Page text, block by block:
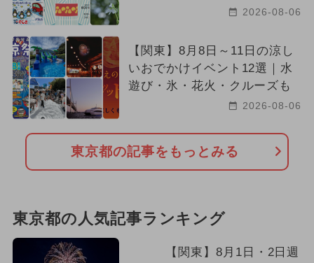
2026-08-06
【関東】8月8日～11日の涼し
いおでかけイベント12選｜水
遊び・氷・花火・クルーズも
2026-08-06
東京都の記事をもっとみる
東京都の人気記事ランキング
【関東】8月1日・2日週